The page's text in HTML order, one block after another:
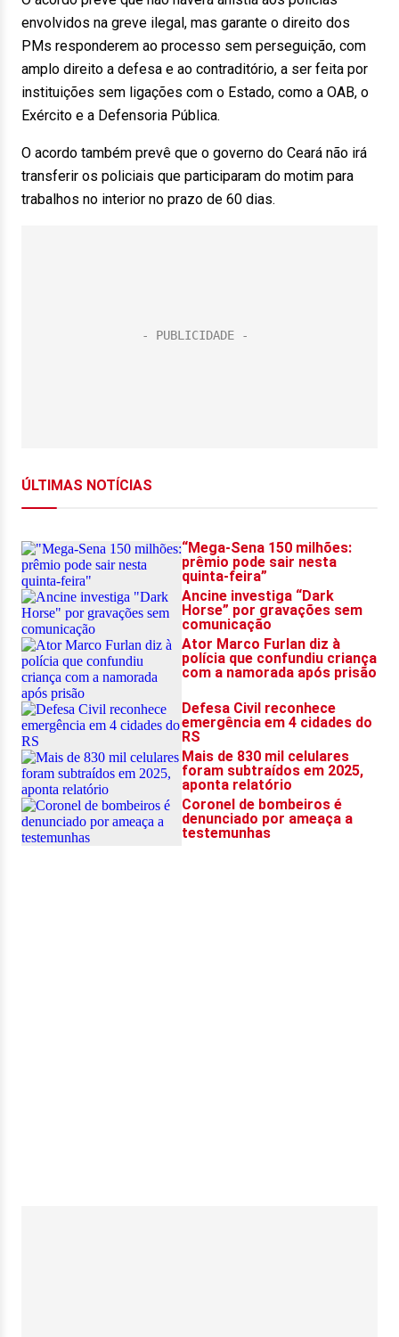
envolvidos na greve ilegal, mas garante o direito dos
PMs responderem ao processo sem perseguição, com
amplo direito a defesa e ao contraditório, a ser feita por
instituições sem ligações com o Estado, como a OAB, o
Exército e a Defensoria Pública.
O acordo também prevê que o governo do Ceará não irá
transferir os policiais que participaram do motim para
trabalhos no interior no prazo de 60 dias.